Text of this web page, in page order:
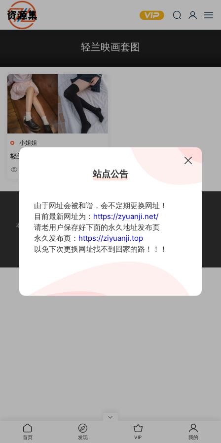
轻兰映画套图
小姐姐
轻兰映画 – 59套丝袜美足写真合
集 [持续更新]
本站为摄影写真图片网站，内容来自网络收集整理，仅作个人学习使用。
如有违法内容请联系删除
Copyright © 2022 资源集
首页 发现 VIP 我的
站点公告
由于网址会被和谐，会不定期更换网址！
目前最新网址为： https://zyuanji.net/
请老用户保存好下面的永久地址发布页
永久发布页： https://ziyuanji.top
以免下次更换网址找不到回家的路！！！